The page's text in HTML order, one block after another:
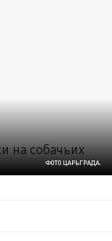
ФОТО ЦАРЬГРАДА.